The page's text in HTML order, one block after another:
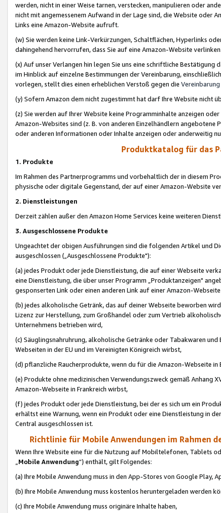
werden, nicht in einer Weise tarnen, verstecken, manipulieren oder
nicht mit angemessenem Aufwand in der Lage sind, die Website oder
Links eine Amazon-Website aufruft.
(w) Sie werden keine Link-Verkürzungen, Schaltflächen, Hyperlinks
dahingehend hervorrufen, dass Sie auf eine Amazon-Website
(x) Auf unser Verlangen hin legen Sie uns eine schriftliche
im Hinblick auf einzelne Bestimmungen der Vereinbarung,
vorlegen, stellt dies einen erheblichen Verstoß gegen die Vereinbarung
(y) Sofern Amazon dem nicht zugestimmt hat darf Ihre Website nicht
(z) Sie werden auf Ihrer Website keine Programminhalte anzeigen
Amazon-Websites sind (z. B. von anderen Einzelhändlern
oder anderen Informationen oder Inhalte anzeigen oder anderweitig
Produktkatalog für das
1. Produkte
Im Rahmen des Partnerprogramms und vorbehaltlich der in diesem
physische oder digitale Gegenstand, der auf einer Amazon-Website
2. Dienstleistungen
Derzeit zählen außer den Amazon Home Services keine weiteren
3. Ausgeschlossene Produkte
Ungeachtet der obigen Ausführungen sind die folgenden Artikel und
ausgeschlossen („Ausgeschlossene Produkte"):
(a) jedes Produkt oder jede Dienstleistung, die auf einer Webseite
eine Dienstleistung, die über unser Programm „Produktanzeigen"
gesponserten Link oder einen anderen Link auf einer Amazon-
(b) jedes alkoholische Getränk, das auf deiner Webseite beworben
Lizenz zur Herstellung, zum Großhandel oder zum Vertrieb
Unternehmens betrieben wird,
(c) Säuglingsnahruhrung, alkoholische Getränke oder Tabakwaren
Webseiten in der EU und im Vereinigten Königreich wirbst,
(d) pflanzliche Raucherprodukte, wenn du für die Amazon-Webseite in
(e) Produkte ohne medizinischen Verwendungszweck gemäß Anhang
Amazon-Webseite in Frankreich wirbst,
(f) jedes Produkt oder jede Dienstleistung, bei der es sich um ein
erhältst eine Warnung, wenn ein Produkt oder eine Dienstleistung in
Central ausgeschlossen ist.
Richtlinie für Mobile Anwendungen im Rahmen
Wenn Ihre Website eine für die Nutzung auf Mobiltelefonen, Tablets
„Mobile Anwendung“) enthält, gilt Folgendes:
(a) Ihre Mobile Anwendung muss in den App-Stores von Google Play,
(b) Ihre Mobile Anwendung muss kostenlos heruntergeladen werden
(c) Ihre Mobile Anwendung muss originäre Inhalte haben,